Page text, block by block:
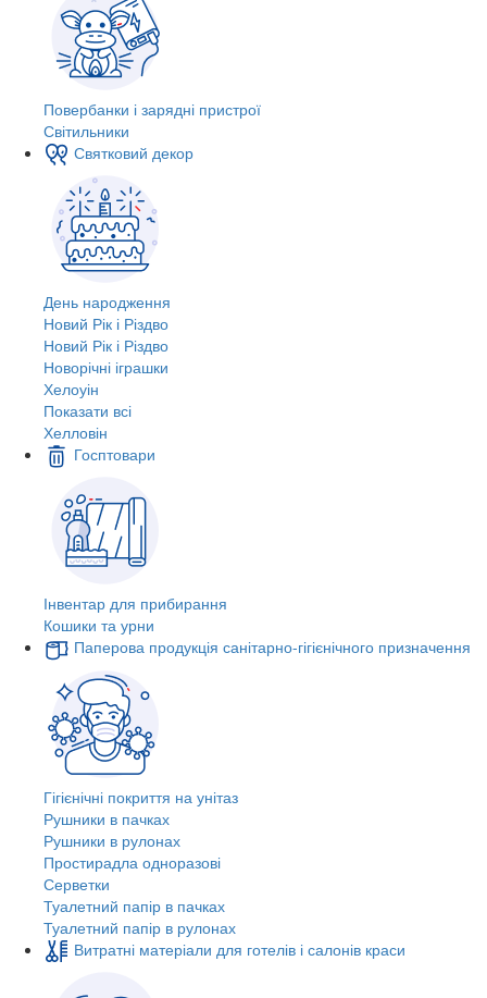
Повербанки і зарядні пристрої
Світильники
Святковий декор
День народження
Новий Рік і Різдво
Новий Рік і Різдво
Новорічні іграшки
Хелоуін
Показати всі
Хелловін
Госптовари
Інвентар для прибирання
Кошики та урни
Паперова продукція санітарно-гігієнічного призначення
Гігієнічні покриття на унітаз
Рушники в пачках
Рушники в рулонах
Простирадла одноразові
Серветки
Туалетний папір в пачках
Туалетний папір в рулонах
Витратні матеріали для готелів і салонів краси